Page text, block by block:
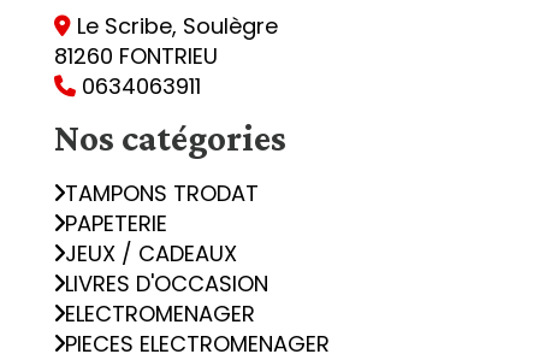
 Le Scribe, Soulègre
81260 FONTRIEU
 0634063911
Nos catégories
TAMPONS TRODAT
PAPETERIE
JEUX / CADEAUX
LIVRES D'OCCASION
ELECTROMENAGER
PIECES ELECTROMENAGER